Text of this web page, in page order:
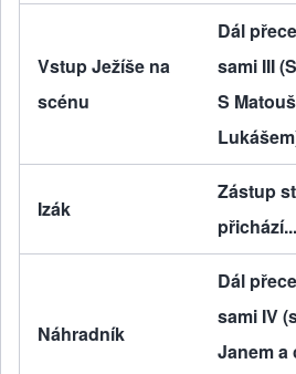
Vstup Ježíše na
scénu
Dál
sami III
S
Izák
Zástup
přichází...
Náhradník
Dál
sami IV
Janem a